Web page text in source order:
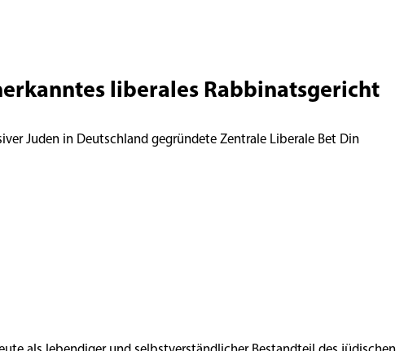
liberales Rabbinatsgericht
Juden in Deutschland gegründete Zentrale Liberale Bet Din